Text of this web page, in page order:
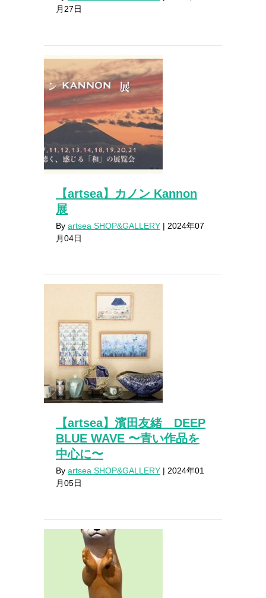
月27日
【artsea】カノン Kannon
展
By artsea SHOP&GALLERY | 2024年07
月04日
【artsea】濱田友緒 DEEP
BLUE WAVE 〜青い作品を
中心に〜
By artsea SHOP&GALLERY | 2024年01
月05日